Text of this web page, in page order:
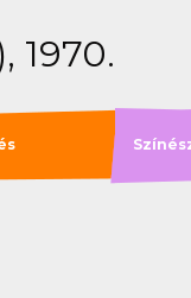
1970.